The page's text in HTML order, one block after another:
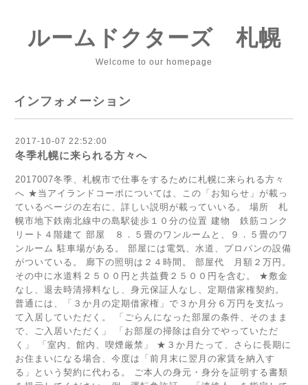
ルームドクターズ 札幌
Welcome to our homepage
インフォメーション
2017-10-07 22:52:00
冬季札幌に来られる方々へ
2017007冬季、札幌市で仕事をするために札幌に来られる方々
へ ★当アイランドコーポについては、この「お知らせ」が載っ
ているページの左右に、詳しい説明が載っていいる。 場所 札
幌市地下鉄南北線中の島駅徒歩１０分の位置 建物 鉄筋コンク
リート４階建て 部屋 ８．５畳のワンルームと、９．５畳のワ
ンルーム 駐車場がある。 部屋には電気、水道、プロパンの設備
がついている。 廊下の照明は２４時間。 部屋代 月額２万円。
その中に水道料２５００円と共益費２５００円を含む。 ★敷金
なし、退去時清掃料なし、身元保証人なし、定期借家権契約。
普通には、「３か月の定期借家権」で３か月分６万円を支払っ
て入居していただく。 「ごらんになった部屋の条件、そのまま
で、ご入居いただく」 「お部屋の掃除は自分でやっていただ
く」 「室内、館内、喫煙厳禁」 ★３か月たって、さらに長期に
お住まいになる場合、今度は「前月末に翌月の家賃を納入す
る」という契約に代わる。 ご本人の身元・身分を証明する書類